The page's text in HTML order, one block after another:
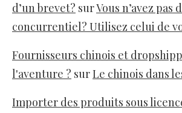
d’un brevet? surVous n’avez pas
concurrentiel? Utilisez celui de
Fournisseurs chinois et
l'aventure ? surLe chinois dans
Importer des produits sous